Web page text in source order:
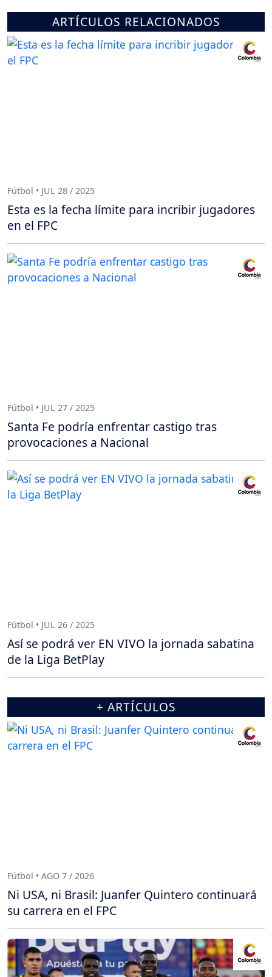
ARTÍCULOS RELACIONADOS
Fútbol • JUL 28 / 2025
Esta es la fecha límite para incribir jugadores
en el FPC
Fútbol • JUL 27 / 2025
Santa Fe podría enfrentar castigo tras
provocaciones a Nacional
Fútbol • JUL 26 / 2025
Así se podrá ver EN VIVO la jornada sabatina
de la Liga BetPlay
+ ARTÍCULOS
Fútbol • AGO 7 / 2026
Ni USA, ni Brasil: Juanfer Quintero continuará
su carrera en el FPC